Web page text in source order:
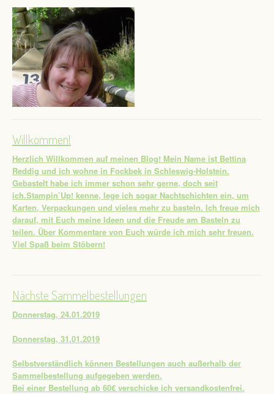
Willkommen!
Herzlich Willkommen auf meinen Blog! Mein Name ist Bettina
Reddig und ich wohne in Fockbek in Schleswig-Holstein.
Gebastelt habe ich immer schon sehr gerne, doch seit
ich.Stampin`Up! kenne, lege ich sogar Nachtschichten ein, um
Karten, Verpackungen und vieles mehr zu basteln. Ich freue mich
darauf, mit Euch meine Ideen und die Freude am Basteln zu
teilen. Über Kommentare von Euch würde ich mich sehr freuen.
Viel Spaß beim Stöbern!
Nächste Sammelbestellungen
Donnerstag, 24.01.2019
Donnerstag, 31.01.2019
Selbstverständlich können Bestellungen auch außerhalb der
Sammelbestellung aufgegeben werden.
Bei einer Bestellung ab 60€ verschicke ich versandkostenfrei.